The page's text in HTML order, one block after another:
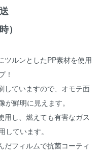
）
ツルンとしたPP素材を使用
！
していますので、オモテ面
鮮明に見えます。
用し、燃えても有害なガス
ています。
フィルムで抗菌コーティ